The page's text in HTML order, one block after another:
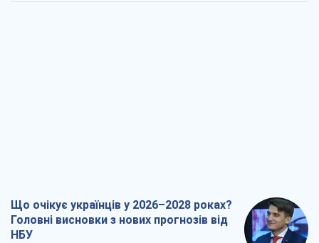
Що очікує українців у 2026–2028 роках?
Головні висновки з нових прогнозів від
НБУ